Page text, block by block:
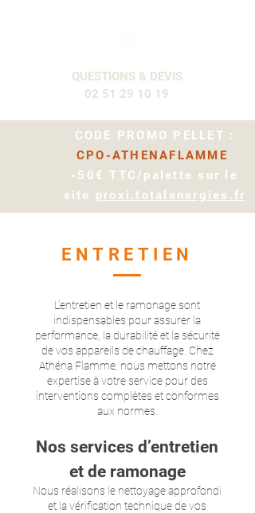
CODE PROMO PELLET :
CPO-ATHENAFLAMME
-50€ TTC/palette sur le
site proxi.totalenergies.fr
QUESTIONS & DEVIS
02 51 29 10 19
ENTRETIEN
L’entretien et le ramonage sont
indispensables pour assurer la
performance, la durabilité et la sécurité
de vos appareils de chauffage. Chez
Athéna Flamme, nous mettons notre
expertise à votre service pour des
interventions complètes et conformes
aux normes.
Nos services d’entretien
et de ramonage
Nous réalisons le nettoyage approfondi
et la vérification technique de vos